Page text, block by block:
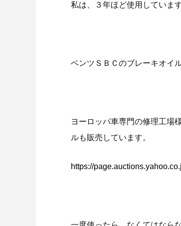
私は、３年ほど使用していま
ベンツＳＢＣのブレーキオイ
ヨーロッパ車専門の修理工場
ルも販売しています。
https://